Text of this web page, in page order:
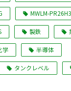
MWLM-
製鉄
学 半導体
タンクレベル